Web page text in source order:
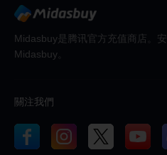
Midasbuy是腾讯官方充值商店。
Midasbuy。
關注我們